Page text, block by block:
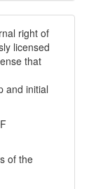
right of
licensed
that
and initial
of the